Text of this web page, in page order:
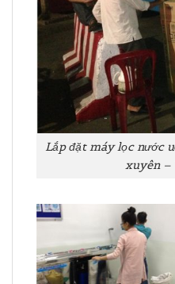
Lắp đặt máy lọc nước
xuyên –